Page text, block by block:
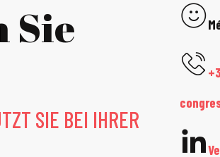
Sie
SIE BEI IHRER